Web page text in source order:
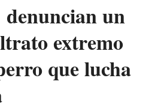
un
extremo
que lucha